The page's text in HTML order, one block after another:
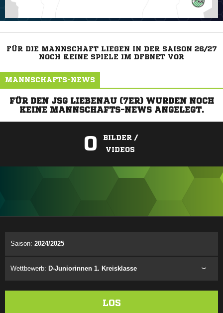
FÜR DIE MANNSCHAFT LIEGEN IN DER SAISON 26/27
NOCH KEINE SPIELE IM DFBNET VOR
MANNSCHAFTS-NEWS
FÜR DEN JSG LIEBENAU (7ER) WURDEN NOCH
KEINE MANNSCHAFTS-NEWS ANGELEGT.
0
BILDER /
VIDEOS
Saison: 2024/2025
Wettbewerb: D-Juniorinnen 1. Kreisklasse
LOS